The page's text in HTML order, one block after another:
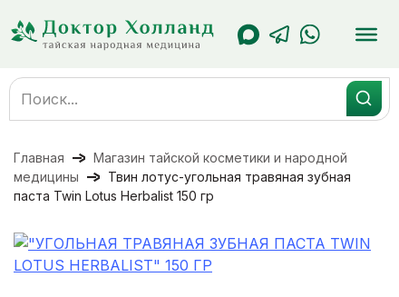
содержанию
Search
for:
Главная
Магазин тайской косметики и народной
медицины
Твин лотус-угольная травяная зубная
паста Twin Lotus Herbalist 150 гр